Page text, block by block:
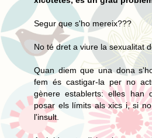
Segur que s'ho mereix???
No té dret a viure la sexualitat
Quan diem que una dona
fem és castigar-la per no
gènere establerts: elles
posar els límits als xics i, si
l'insult.